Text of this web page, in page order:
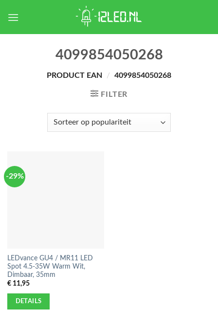
4099854050268
PRODUCT EAN / 4099854050268
FILTER
-29%
LEDvance GU4 / MR11 LED
Spot 4.5-35W Warm Wit,
Dimbaar, 35mm
€11,95
DETAILS